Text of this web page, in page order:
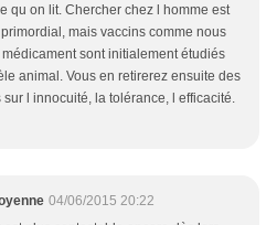
qu on lit. Chercher chez l homme est
mais vaccins comme nous
sont initialement étudiés
animal. Vous en retirerez ensuite des
l innocuité, la tolérance, l efficacité.
04/06/2015 20:22